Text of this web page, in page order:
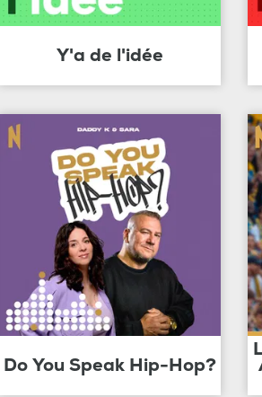
Y'a de l'idée
Do You Speak Hip-Hop?